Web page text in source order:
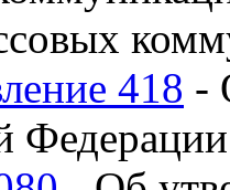
418 -
Федерации